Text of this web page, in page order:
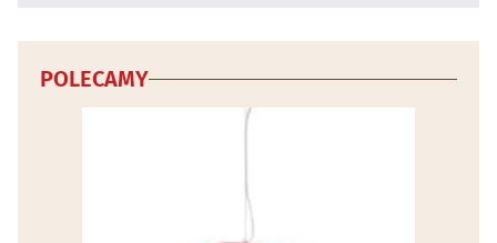
POLECAMY